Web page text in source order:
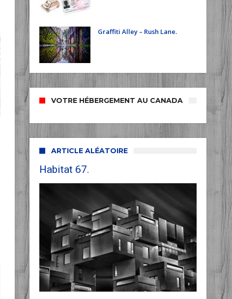
Graffiti Alley – Rush Lane.
VOTRE HÉBERGEMENT AU CANADA
ARTICLE ALÉATOIRE
Habitat 67.